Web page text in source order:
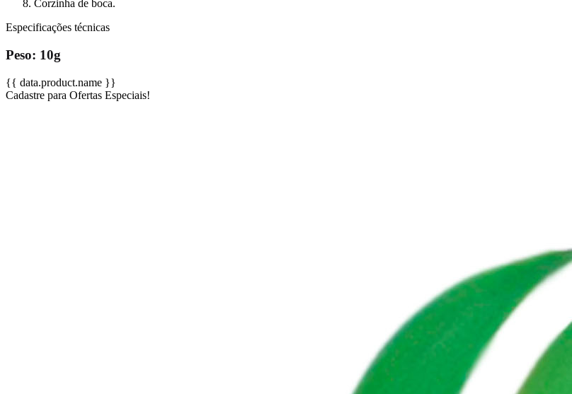
Corzinha de boca.
Especificações técnicas
Peso: 10g
{{ data.product.name }}
Cadastre para Ofertas Especiais!